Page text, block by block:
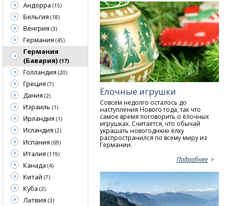
Ёлочные игрушки
Совсем недолго осталось до
наступления Нового года, так что
самое время поговорить о ёлочных
игрушках. Считается, что обычай
украшать новогоднюю ёлку
распространился по всему миру из
Германии.
Подробнее
Андорра (15)
Бельгия (18)
Венгрия (3)
Германия (45)
Германия
(Бавария) (17)
Голландия (20)
Греция (7)
Дания (2)
Израиль (1)
Ирландия (1)
Исландия (2)
Испания (69)
Италия (119)
Канада (4)
Китай (7)
Куба (2)
Латвия (3)